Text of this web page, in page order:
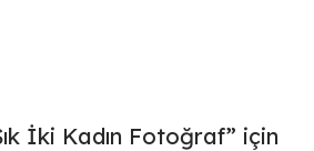
İki Kadın Fotoğraf” için